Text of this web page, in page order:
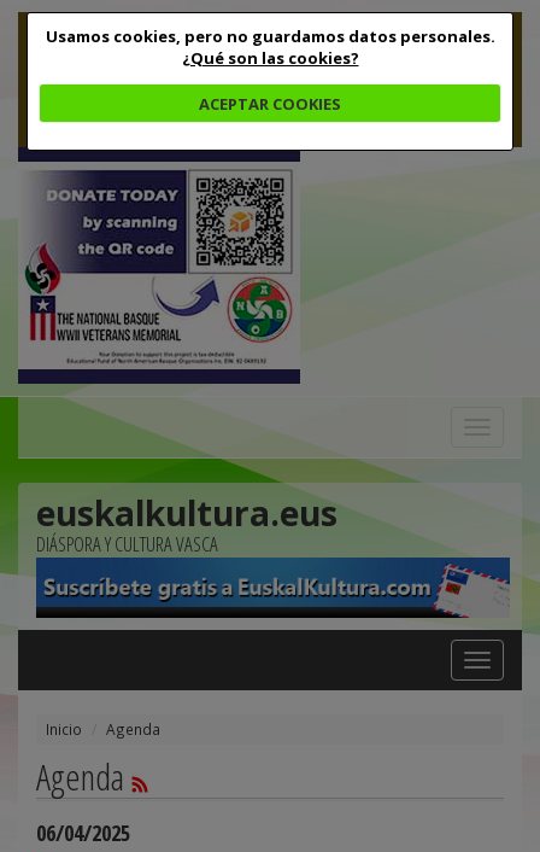
Usamos cookies, pero no guardamos datos personales.
¿Qué son las cookies?
ACEPTAR COOKIES
euskalkultura.eus
DIÁSPORA Y CULTURA VASCA
Toggle
navigation
Inicio Agenda
Agenda
06/04/2025